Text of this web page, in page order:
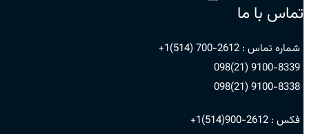
تماس با ما
شماره تماس : 2612-700 (514)1+
9100-8339 (21)098
9100-8338 (21)098
فکس : 2612-900(514)1+